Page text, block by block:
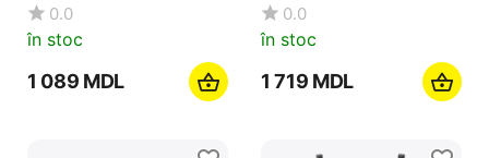
0.0
în stoc
1 089 MDL
0.0
în stoc
1 719 MDL